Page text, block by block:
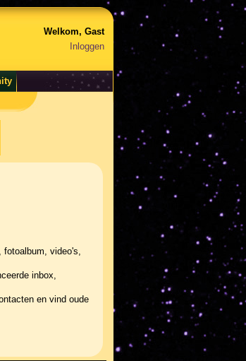
Welkom, Gast
Inloggen
fotoalbum, video's,
inbox,
en vind oude